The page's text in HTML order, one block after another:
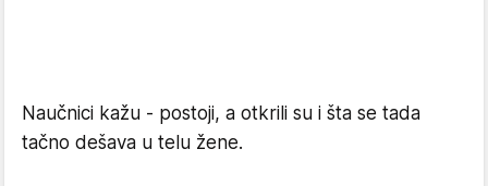
Naučnici kažu - postoji, a otkrili su i šta se tada
tačno dešava u telu žene.